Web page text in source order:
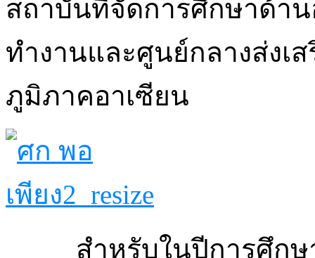
สถาบันที่จัดการศึกษาด้า
ทำงานและศูนย์กลางส่งเ
ภูมิภาคอาเซียน
สำหรับในปีการศึกษ